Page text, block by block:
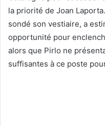
la priorité de Joan
sondé son vestiaire, a
opportunité pour
alors que Pirlo ne
suffisantes à ce poste